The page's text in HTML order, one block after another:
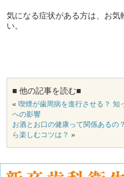
気になる症状がある方は、お気
い。
■ 他の記事を読む■
«喫煙が歯周病を進行させる？ 知
への影響
お酒とお口の健康って関係あるの
ら楽しむコツは？ »